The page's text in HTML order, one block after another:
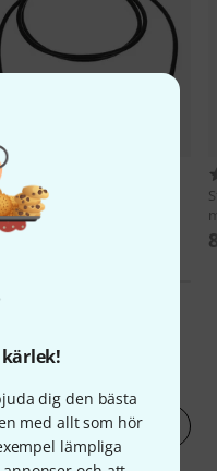
kärlek!
dig den bästa
med allt som hör
lämpliga
TR1 Link Cable
2,0m
kr
Betygsätt nu